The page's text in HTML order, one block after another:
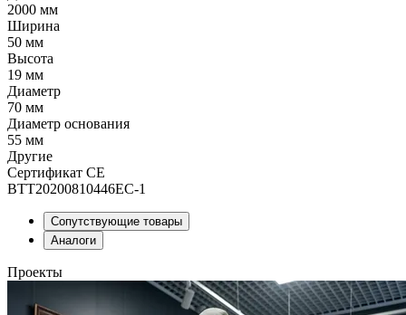
2000 мм
Ширина
50 мм
Высота
19 мм
Диаметр
70 мм
Диаметр основания
55 мм
Другие
Сертификат CE
BTT20200810446EC-1
Сопутствующие товары
Аналоги
Проекты